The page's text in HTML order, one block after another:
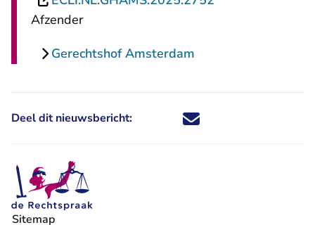
Afzender
Gerechtshof Amsterdam
Deel dit nieuwsbericht: Deel dit nieuwsbericht via X -
Deel dit nieuwsbericht via
Deel dit nieuwsbericht
Deel dit
Sitemap